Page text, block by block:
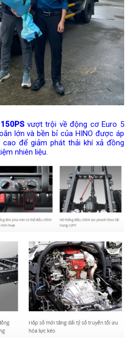
150PSvượt trội về động cơ Euro 5
lớn và bền bỉ của HINO được áp
cao để giảm phát thải khí xả đồng
nhiên liệu.